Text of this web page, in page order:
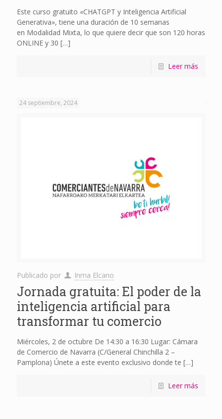
Este curso gratuito «CHATGPT y Inteligencia Artificial
Generativa», tiene una duración de 10 semanas
en Modalidad Mixta, lo que quiere decir que son 120 horas
ONLINE y 30 […]
Leer más
24 septiembre, 2024
Publicado por Inma Elcano
Jornada gratuita: El poder de la
inteligencia artificial para
transformar tu comercio
Miércoles, 2 de octubre De 14:30 a 16:30 Lugar: Cámara
de Comercio de Navarra (C/General Chinchilla 2 –
Pamplona) Únete a este evento exclusivo donde te […]
Leer más